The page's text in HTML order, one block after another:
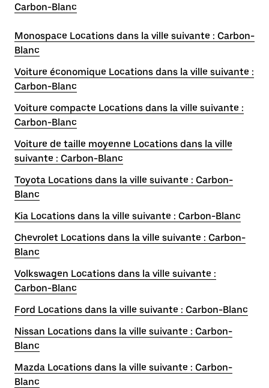
Carbon-Blanc
Monospace Locations dans la ville suivante : Carbon-
Blanc
Voiture économique Locations dans la ville suivante :
Carbon-Blanc
Voiture compacte Locations dans la ville suivante :
Carbon-Blanc
Voiture de taille moyenne Locations dans la ville
suivante : Carbon-Blanc
Toyota Locations dans la ville suivante : Carbon-
Blanc
Kia Locations dans la ville suivante : Carbon-Blanc
Chevrolet Locations dans la ville suivante : Carbon-
Blanc
Volkswagen Locations dans la ville suivante :
Carbon-Blanc
Ford Locations dans la ville suivante : Carbon-Blanc
Nissan Locations dans la ville suivante : Carbon-
Blanc
Mazda Locations dans la ville suivante : Carbon-
Blanc